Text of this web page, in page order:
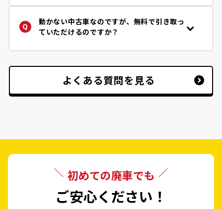
クフローチャートで『一般的に』必要となる
書類を確認することができます。
税（軽自動車を除く。当該年度納税者様）」
だけではなく、「自賠責保険」「重量税」の
動かない中古車なのですが、無料で引き取っ
ていただけるのですか？
す。
※但し、道幅が狭く積載車が入れない場合等
お断りをさせていただく場合がございます。
よくある質問を見る
初めての廃車でも
ご安心ください！